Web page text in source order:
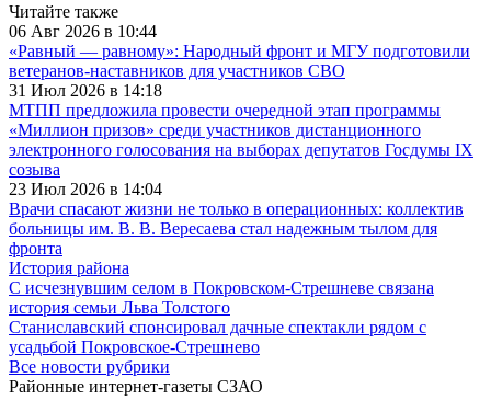
Читайте также
06 Авг 2026 в 10:44
«Равный — равному»: Народный фронт и МГУ подготовили
ветеранов-наставников для участников СВО
31 Июл 2026 в 14:18
МТПП предложила провести очередной этап программы
«Миллион призов» среди участников дистанционного
электронного голосования на выборах депутатов Госдумы IX
созыва
23 Июл 2026 в 14:04
Врачи спасают жизни не только в операционных: коллектив
больницы им. В. В. Вересаева стал надежным тылом для
фронта
История района
С исчезнувшим селом в Покровском-Стрешневе связана
история семьи Льва Толстого
Станиславский спонсировал дачные спектакли рядом с
усадьбой Покровское-Стрешнево
Все новости рубрики
Районные интернет-газеты СЗАО